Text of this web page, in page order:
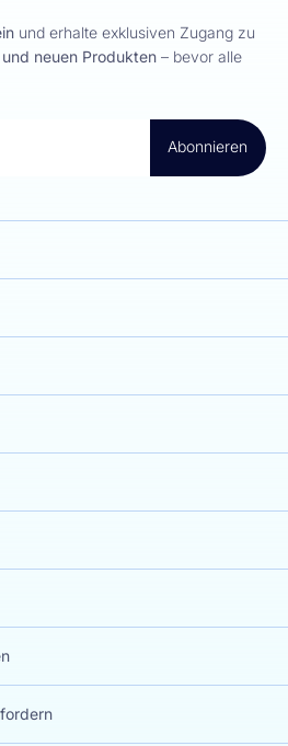
und erhalte exklusiven Zugang zu
neuen Produkten – bevor alle
Abonnieren